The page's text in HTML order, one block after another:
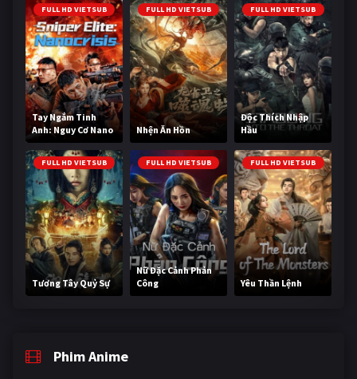
FULL HD VIETSUB
Tay Ngắm Tinh
Anh: Nguy Cơ Nano
FULL HD VIETSUB
Nhện Ăn Hồn
FULL HD VIETSUB
Độc Thích Nhập
Hầu
FULL HD VIETSUB
Tương Tây Quỷ Sự
FULL HD VIETSUB
Nữ Đặc Cảnh Phản
Công
FULL HD VIETSUB
Yêu Thần Lệnh
Phim Anime